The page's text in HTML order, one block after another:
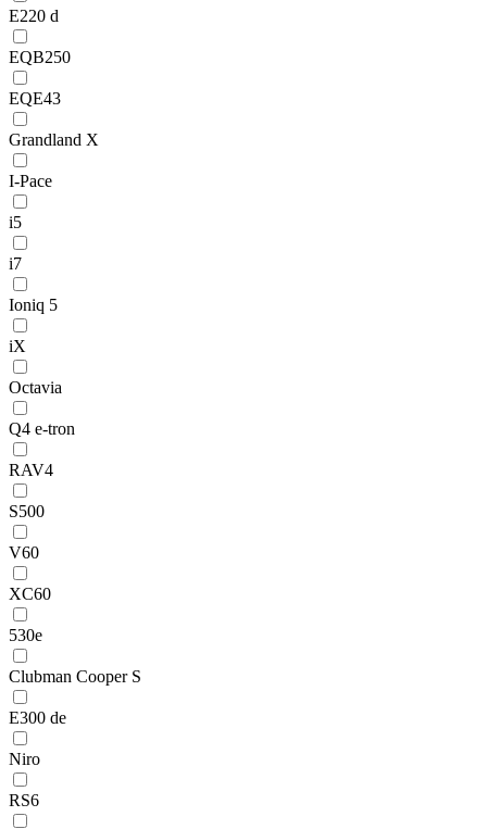
E220 d
EQB250
EQE43
Grandland X
I-Pace
i5
i7
Ioniq 5
iX
Octavia
Q4 e-tron
RAV4
S500
V60
XC60
530e
Clubman Cooper S
E300 de
Niro
RS6